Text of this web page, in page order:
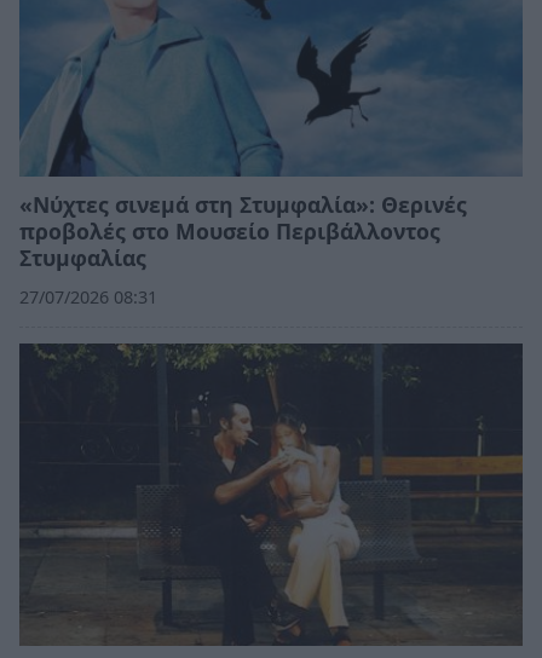
«Νύχτες σινεμά στη Στυμφαλία»: Θερινές
προβολές στο Μουσείο Περιβάλλοντος
Στυμφαλίας
27/07/2026 08:31